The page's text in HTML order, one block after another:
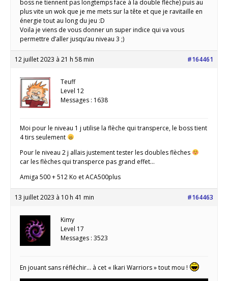
boss ne tiennent pas longtemps face à la double flèche) puis au
plus vite un wok que je me mets sur la tête et que je ravitaille en
énergie tout au long du jeu :D
Voila je viens de vous donner un super indice qui va vous
permettre d’aller jusqu’au niveau 3 ;)
12 juillet 2023 à 21 h 58 min #164461
Teuff
Level 12
Messages : 1638
Moi pour le niveau 1 j utilise la flèche qui transperce, le boss tient
4 tirs seulement
Pour le niveau 2 j allais justement tester les doubles flèches
car les flèches qui transperce pas grand effet…
Amiga 500 + 512 Ko et ACA500plus
13 juillet 2023 à 10 h 41 min #164463
Kimy
Level 17
Messages : 3523
En jouant sans réfléchir… à cet « Ikari Warriors » tout mou !